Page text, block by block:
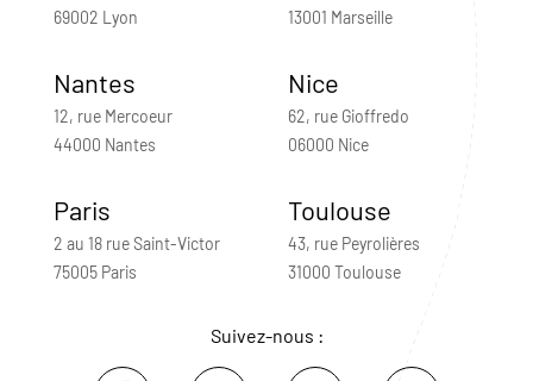
69002 Lyon
13001 Marseille
Nantes
12, rue Mercoeur
44000 Nantes
Nice
62, rue Gioffredo
06000 Nice
Paris
2 au 18 rue Saint-Victor
75005 Paris
Toulouse
43, rue Peyrolières
31000 Toulouse
Suivez-nous :